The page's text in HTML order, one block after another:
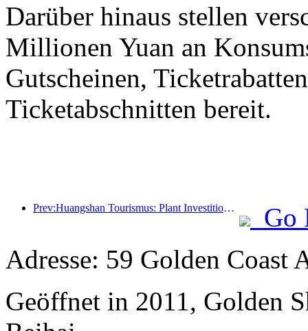
Darüber hinaus stellen
Millionen Yuan an
Gutscheinen,
Ticketabschnitten bereit.
Prev:Huangshan Tourismus: Plant Investitionen in Höhe von 530 Millionen Yuan für Hotelrenovierungen
Go
Adresse: 59 Golden Coast
Geöffnet in 2011, Golden